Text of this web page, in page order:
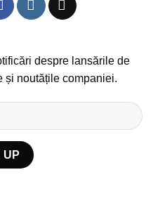
despre lansările de
și noutățile companiei.